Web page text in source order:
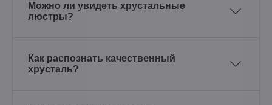
Можно ли увидеть хрустальные
люстры?
Как распознать качественный
хрусталь?